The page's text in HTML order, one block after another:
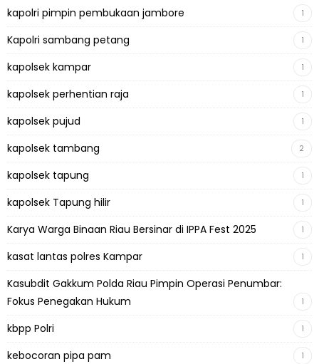
kapolri pimpin pembukaan jambore 1
Kapolri sambang petang 1
kapolsek kampar 1
kapolsek perhentian raja 1
kapolsek pujud 1
kapolsek tambang 2
kapolsek tapung 1
kapolsek Tapung hilir 1
Karya Warga Binaan Riau Bersinar di IPPA Fest 2025 1
kasat lantas polres Kampar 1
Kasubdit Gakkum Polda Riau Pimpin Operasi Penumbar:
Fokus Penegakan Hukum
1
kbpp Polri 1
kebocoran pipa pam 1